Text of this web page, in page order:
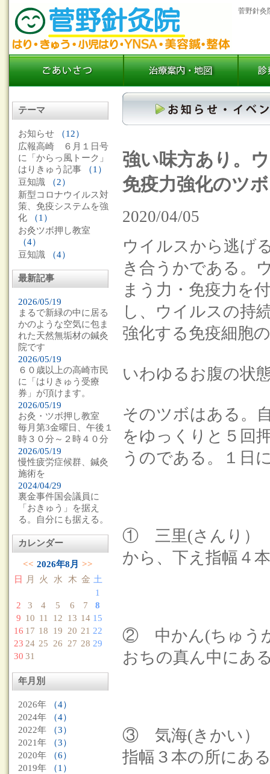
菅野針灸
テーマ
お知らせ
（12）
広報高崎 ６月１日号
に「からっ風トーク」
はりきゅう記事
（1）
豆知識
（2）
新型コロナウイルス対
策、免疫システムを強
化
（1）
お灸ツボ押し教室
（4）
豆知識
（4）
最新記事
2026/05/19
まるで新緑の中に居る
かのような空気に包ま
れた天然無垢材の鍼灸
院です
2026/05/19
６０歳以上の高崎市民
に「はりきゅう受療
券」が頂けます。
2026/05/19
お灸・ツボ押し教室
毎月第3金曜日、午後１
時３０分～２時４０分
2026/05/19
慢性疲労症候群、鍼灸
施術を
2024/04/29
裏金事件国会議員に
「おきゅう」を据え
る。自分にも据える。
カレンダー
<< 2026年8月 >>
日
月 火 水 木 金 土
1
2
3 4 5 6 7
8
9 10 11 12 13 14 15
16 17 18 19 20 21 22
23 24 25 26 27 28 29
30 31
年月別
2026年
（4）
2024年
（4）
2022年
（3）
2021年
（3）
2020年
（6）
2019年
（1）
強い味方あり。
免疫力強化のツボ
2020/04/05
ウイルスから逃げ
き合うかである。
まう力・免疫力を
し、ウイルスの持
強化する免疫細胞
いわゆるお腹の状
そのツボはある。
をゆっくりと５回
うのである。１日
① 三里(さんり）
から、下え指幅４
② 中かん(ちゅう
おちの真ん中にあ
③ 気海(きかい）
指幅３本の所にあ